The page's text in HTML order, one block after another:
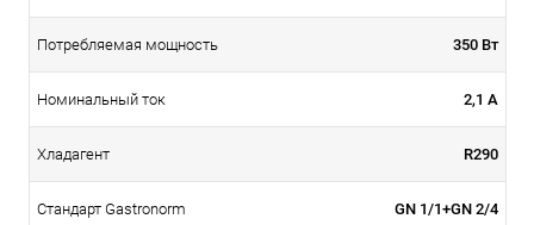
Потребляемая мощность 350 Вт
Номинальный ток 2,1 А
Хладагент R290
Стандарт Gastronorm GN 1/1+GN 2/4